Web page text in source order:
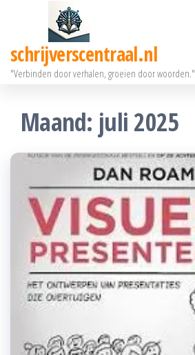
deschrijverscentraal.nl
"Verbinden door verhalen, groeien door woorden."
Maand: juli 2025